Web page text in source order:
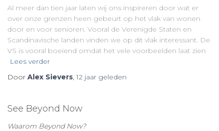
Al meer dan tien jaar laten wij ons inspireren door wat er
over onze grenzen heen gebeurt op het vlak van wonen
door en voor senioren. Vooral de Verenigde Staten en
Scandinavische landen vinden we op dit vlak interessant. De
VS is vooral boeiend omdat het vele voorbeelden laat zien
Lees verder
Door Alex Sievers,12 jaar geleden
See Beyond Now
Waarom Beyond Now?